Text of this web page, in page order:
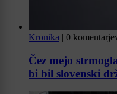
Kronika | 0
Čez mejo
bi bil slovenski